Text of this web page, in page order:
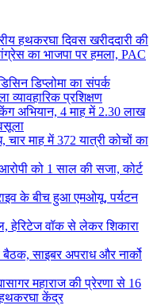
हथकरघा दिवस खरीददारी की
का भाजपा पर हमला, PAC
डिप्लोमा का संपर्क
व्यावहारिक प्रशिक्षण
अभियान, 4 माह में 2.30 लाख
माह में 372 यात्री कोचों का
को 1 साल की सजा, कोर्ट
के बीच हुआ एमओयू, पर्यटन
हेरिटेज वॉक से लेकर शिकारा
साइबर अपराध और नार्को
महाराज की प्रेरणा से 16
केंद्र